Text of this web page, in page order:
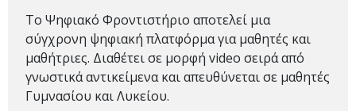
Το Ψηφιακό Φροντιστήριο αποτελεί μια
σύγχρονη ψηφιακή πλατφόρμα για μαθητές και
μαθήτριες. Διαθέτει σε μορφή video σειρά από
γνωστικά αντικείμενα και απευθύνεται σε μαθητές
Γυμνασίου και Λυκείου.